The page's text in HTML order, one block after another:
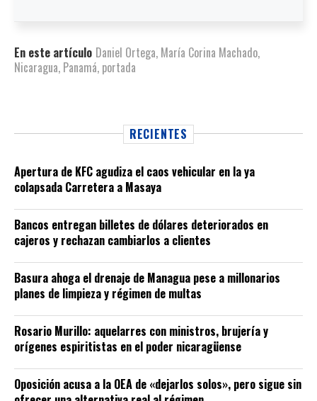
En este artículo Daniel Ortega, María Corina Machado,
Nicaragua, Panamá, portada
RECIENTES
Apertura de KFC agudiza el caos vehicular en la ya
colapsada Carretera a Masaya
Bancos entregan billetes de dólares deteriorados en
cajeros y rechazan cambiarlos a clientes
Basura ahoga el drenaje de Managua pese a millonarios
planes de limpieza y régimen de multas
Rosario Murillo: aquelarres con ministros, brujería y
orígenes espiritistas en el poder nicaragüense
Oposición acusa a la OEA de «dejarlos solos», pero sigue sin